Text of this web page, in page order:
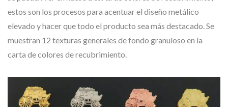
estos son los procesos para acentuar el diseño metálico
elevado y hacer que todo el producto sea más destacado. Se
muestran 12 texturas generales de fondo granuloso en la
carta de colores de recubrimiento.